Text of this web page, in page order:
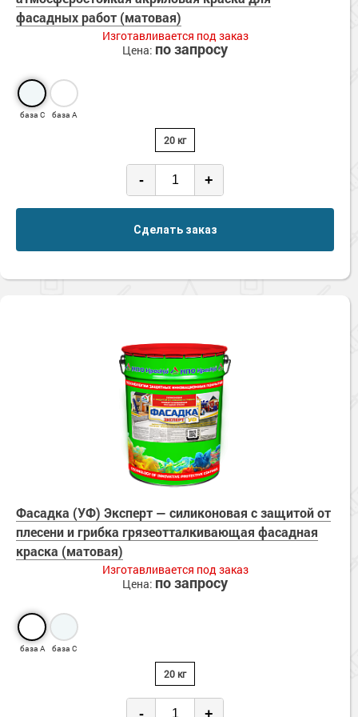
Сопутствующие товары
Морозостойкие краски для металла
Морозостойкие краски для фасада
фасадных работ (матовая)
Изготавливается под заказ
Цена: по запросу
база С база А
20 кг
- +
Сделать заказ
Фасадка (УФ) Эксперт — силиконовая с защитой от
плесени и грибка грязеотталкивающая фасадная
краска (матовая)
Изготавливается под заказ
Цена: по запросу
база А база С
20 кг
- +